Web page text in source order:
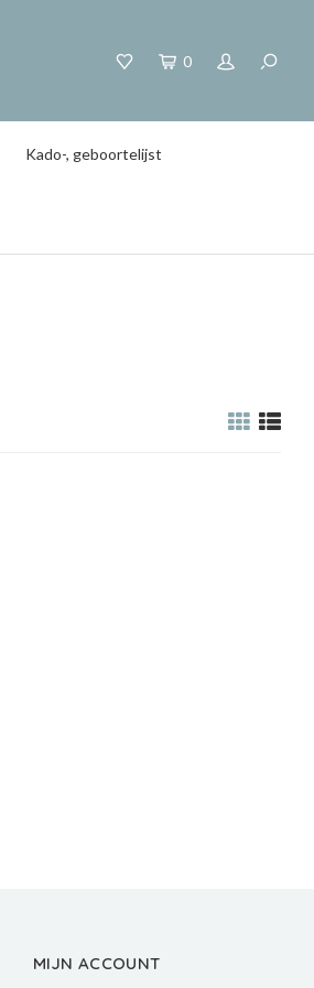
0
Kado-, geboortelijst
MIJN ACCOUNT